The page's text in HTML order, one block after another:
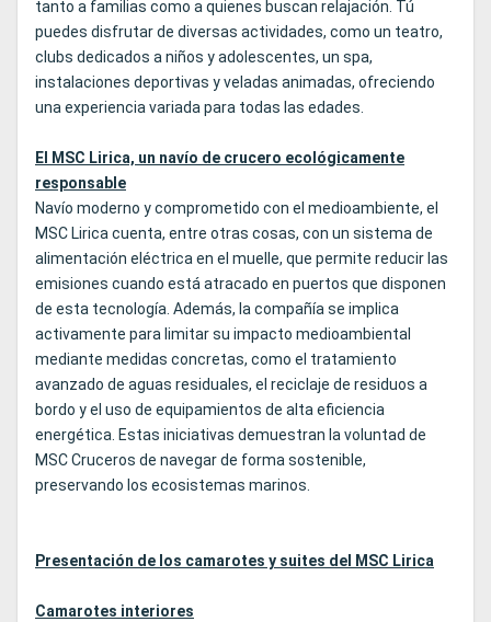
tanto a familias como a quienes buscan relajación. Tú
puedes disfrutar de diversas actividades, como un teatro,
clubs dedicados a niños y adolescentes, un spa,
instalaciones deportivas y veladas animadas, ofreciendo
una experiencia variada para todas las edades.
El MSC Lirica, un navío de crucero ecológicamente
responsable
Navío moderno y comprometido con el medioambiente, el
MSC Lirica cuenta, entre otras cosas, con un sistema de
alimentación eléctrica en el muelle, que permite reducir las
emisiones cuando está atracado en puertos que disponen
de esta tecnología. Además, la compañía se implica
activamente para limitar su impacto medioambiental
mediante medidas concretas, como el tratamiento
avanzado de aguas residuales, el reciclaje de residuos a
bordo y el uso de equipamientos de alta eficiencia
energética. Estas iniciativas demuestran la voluntad de
MSC Cruceros de navegar de forma sostenible,
preservando los ecosistemas marinos.
Presentación de los camarotes y suites del MSC Lirica
Camarotes interiores